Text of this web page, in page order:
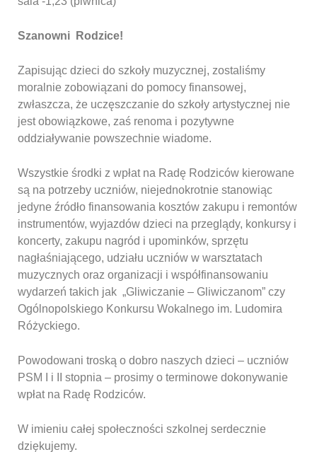
Szanowni Rodzice!
Zapisując dzieci do szkoły muzycznej, zostaliśmy
moralnie zobowiązani do pomocy finansowej,
zwłaszcza, że uczęszczanie do szkoły artystycznej nie
jest obowiązkowe, zaś renoma i pozytywne
oddziaływanie powszechnie wiadome.
Wszystkie środki z wpłat na Radę Rodziców kierowane
są na potrzeby uczniów, niejednokrotnie stanowiąc
jedyne źródło finansowania kosztów zakupu i remontów
instrumentów, wyjazdów dzieci na przeglądy, konkursy i
koncerty, zakupu nagród i upominków, sprzętu
nagłaśniającego, udziału uczniów w warsztatach
muzycznych oraz organizacji i współfinansowaniu
wydarzeń takich jak „Gliwiczanie – Gliwiczanom” czy
Ogólnopolskiego Konkursu Wokalnego im. Ludomira
Różyckiego.
Powodowani troską o dobro naszych dzieci – uczniów
PSM I i II stopnia – prosimy o terminowe dokonywanie
wpłat na Radę Rodziców.
W imieniu całej społeczności szkolnej serdecznie
dziękujemy.